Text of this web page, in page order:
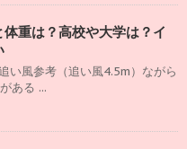
重は？高校や大学は？イ
い風参考（追い風4.5m）ながら
ある ...